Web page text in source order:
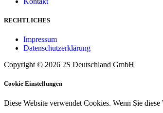
RECHTLICHES
Impressum
Datenschutzerklärung
Copyright © 2026 2S Deutschland GmbH
Cookie Einstellungen
Diese Website verwendet Cookies. Wenn Sie